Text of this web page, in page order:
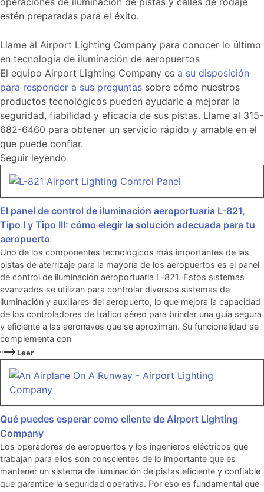
estén preparadas para el éxito.
Llame al Airport Lighting Company para conocer lo último
en tecnología de iluminación de aeropuertos
El equipo Airport Lighting Company es a su disposición
para responder a sus preguntas sobre cómo nuestros
productos tecnológicos pueden ayudarle a mejorar la
seguridad, fiabilidad y eficacia de sus pistas. Llame al 315-
682-6460 para obtener un servicio rápido y amable en el
que puede confiar.
Seguir leyendo
El panel de control de iluminación aeroportuaria L-821,
Tipo I y Tipo III: cómo elegir la solución adecuada para tu
aeropuerto
Uno de los componentes tecnológicos más importantes de las
pistas de aterrizaje para la mayoría de los aeropuertos es el panel
de control de iluminación aeroportuaria L-821. Estos sistemas
avanzados se utilizan para controlar diversos sistemas de
iluminación y auxiliares del aeropuerto, lo que mejora la capacidad
de los controladores de tráfico aéreo para brindar una guía segura
y eficiente a las aeronaves que se aproximan. Su funcionalidad se
complementa con
Leer
Qué puedes esperar como cliente de Airport Lighting
Company
Los operadores de aeropuertos y los ingenieros eléctricos que
trabajan para ellos son conscientes de lo importante que es
mantener un sistema de iluminación de pistas eficiente y confiable
que garantice la seguridad operativa. Por eso es fundamental que